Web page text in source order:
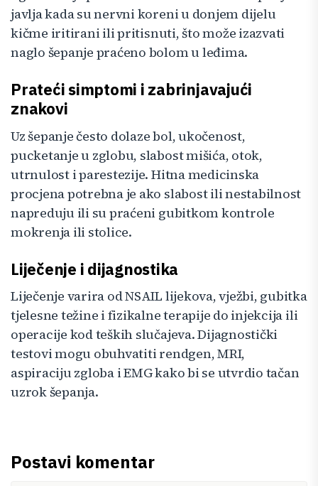
javlja kada su nervni koreni u donjem dijelu
kičme iritirani ili pritisnuti, što može izazvati
naglo šepanje praćeno bolom u leđima.
Prateći simptomi i zabrinjavajući
znakovi
Uz šepanje često dolaze bol, ukočenost,
pucketanje u zglobu, slabost mišića, otok,
utrnulost i parestezije. Hitna medicinska
procjena potrebna je ako slabost ili nestabilnost
napreduju ili su praćeni gubitkom kontrole
mokrenja ili stolice.
Liječenje i dijagnostika
Liječenje varira od NSAIL lijekova, vježbi, gubitka
tjelesne težine i fizikalne terapije do injekcija ili
operacije kod teških slučajeva. Dijagnostički
testovi mogu obuhvatiti rendgen, MRI,
aspiraciju zgloba i EMG kako bi se utvrdio tačan
uzrok šepanja.
Postavi komentar